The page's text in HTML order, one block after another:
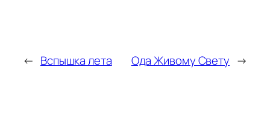
← Вспышка лета Ода Живому Свету →